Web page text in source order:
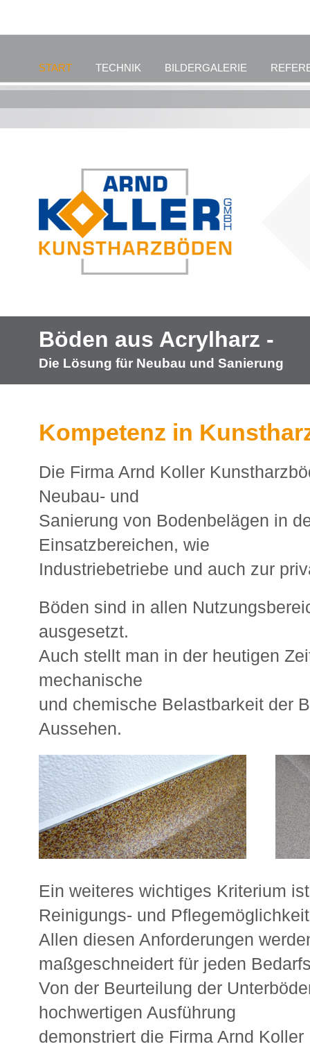
START TECHNIK BILDERGALERIE
Böden aus Acrylharz -
Die Lösung für Neubau und Sanierung
Kompetenz in
Die Firma Arnd Koller
Neubau- und
Sanierung von Bodenbelägen in
Einsatzbereichen, wie
Industriebetriebe und auch zur
Böden sind in allen
ausgesetzt.
Auch stellt man in der heutigen
mechanische
und chemische Belastbarkeit der
Aussehen.
Ein weiteres wichtiges Kriterium
Reinigungs- und
Allen diesen Anforderungen
maßgeschneidert für jeden
Von der Beurteilung der
hochwertigen Ausführung
demonstriert die Firma Arnd